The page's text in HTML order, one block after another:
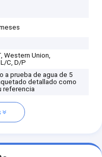
Western Union,
C, D/P
a prueba de agua de 5
detallado como
referencia